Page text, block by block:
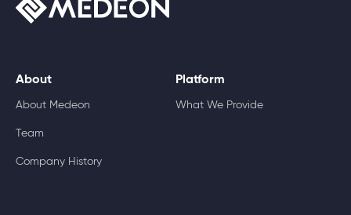
About
About Medeon
Team
Company History
Platform
What We Provide